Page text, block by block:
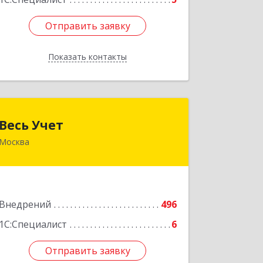
Отправить заявку
Показать контакты
Отправить заявку
Назад
Весь Учет
Москва
Внедрений
496
1С:Специалист
6
Отправить заявку
109004, Москва г, Николоямская ул,
Отправить заявку